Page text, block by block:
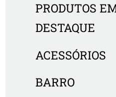
PRODUTOS
DESTAQUE
ACESSÓRIOS
BARRO